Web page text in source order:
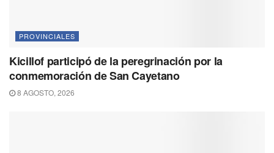
PROVINCIALES
Kicillof participó de la peregrinación por la
conmemoración de San Cayetano
8 AGOSTO, 2026